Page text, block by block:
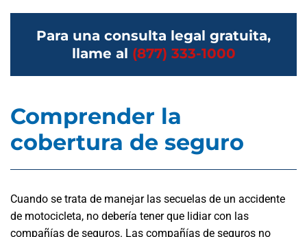
Para una consulta legal gratuita,
llame al (877) 333-1000
Comprender la
cobertura de seguro
Cuando se trata de manejar las secuelas de un accidente
de motocicleta, no debería tener que lidiar con las
compañías de seguros. Las compañías de seguros no